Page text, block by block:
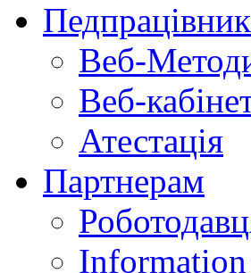
Веб-
Веб-
Атестація
Партнерам